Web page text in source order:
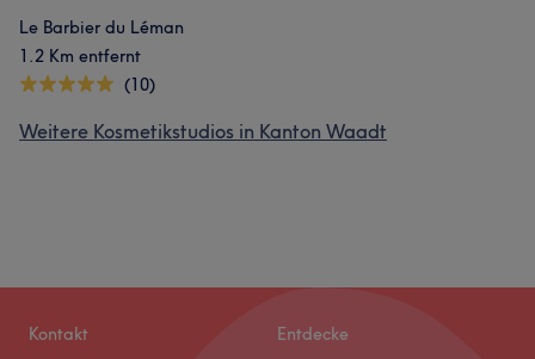
Le Barbier du Léman
1.2 Km entfernt
(10)
Weitere Kosmetikstudios in Kanton Waadt
Kontakt Entdecke